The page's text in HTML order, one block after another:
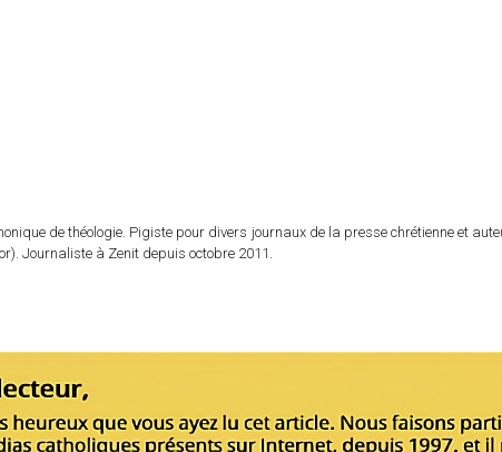
de théologie. Pigiste pour divers journaux de la presse chrétienne et
Journaliste à Zenit depuis octobre 2011.